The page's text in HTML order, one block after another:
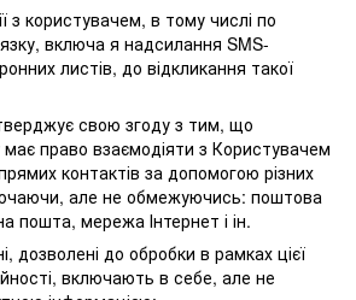
з користувачем, в тому числі по
включа я надсилання SMS-
листів, до відкликання такої
свою згоду з тим, що
має право взаємодіяти з Користувачем
контактів за допомогою різних
але не обмежуючись: поштова
пошта, мережа Інтернет і ін.
дозволені до обробки в рамках цієї
включають в себе, але не